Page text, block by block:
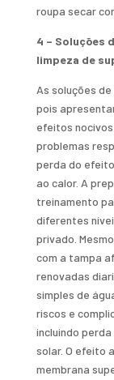
roupa secar
4 – Soluções
limpeza de
As soluções
pois
efeitos
problemas
perda do
ao calor. A
treinamento
diferentes
privado.
com a tampa
renovadas
simples de
riscos e
incluindo
solar. O efeito
membrana